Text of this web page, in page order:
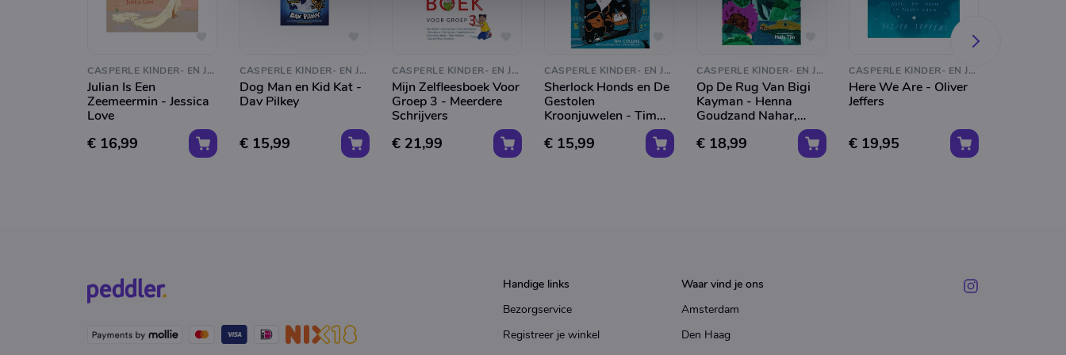
CASPERLE KINDER- EN JEUGDBOEKEN
Julian Is Een
Zeemeermin - Jessica
Love
€ 16,99
CASPERLE KINDER- EN JEUGDBOEKEN
Dog Man en Kid Kat -
Dav Pilkey
€ 15,99
CASPERLE KINDER- EN JEUGDBOEKEN
Mijn Zelfleesboek Voor
Groep 3 - Meerdere
Schrijvers
€ 21,99
CASPERLE KINDER- EN JEUGDBOEKEN
Sherlock Honds en De
Gestolen
Kroonjuwelen - Tim
€ 15,99
CASPERLE KINDER- EN JEUGDBOEKEN
Op De Rug Van Bigi
Kayman - Henna
Goudzand Nahar,
€ 18,99
CASPERLE KINDER- EN JEUGDBOEKEN
Here We Are - Oliver
Jeffers
€ 19,95
Handige links
Bezorgservice
Registreer je winkel
Waar vind je ons
Amsterdam
Den Haag